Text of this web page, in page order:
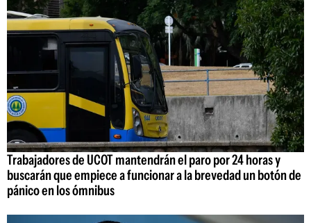
Trabajadores de UCOT mantendrán el paro por 24 horas y
buscarán que empiece a funcionar a la brevedad un botón de
pánico en los ómnibus